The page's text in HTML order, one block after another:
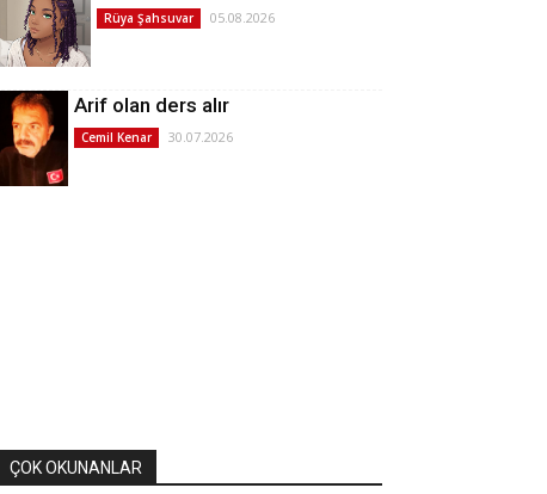
Rüya Şahsuvar 05.08.2026
Arif olan ders alır
Cemil Kenar 30.07.2026
ÇOK OKUNANLAR